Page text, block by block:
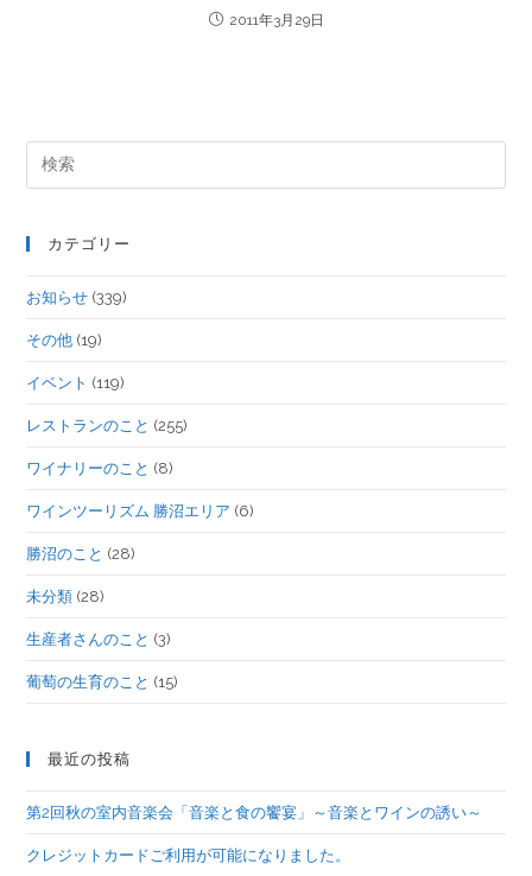
2011年3月29日
カテゴリー
お知らせ (339)
その他 (19)
イベント (119)
レストランのこと (255)
ワイナリーのこと (8)
ワインツーリズム 勝沼エリア (6)
勝沼のこと (28)
未分類 (28)
生産者さんのこと (3)
葡萄の生育のこと (15)
最近の投稿
第2回秋の室内音楽会「音楽と食の饗宴」～音楽とワインの誘い～
クレジットカードご利用が可能になりました。